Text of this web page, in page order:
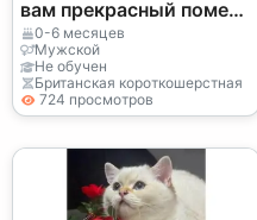
вам прекрасный помет
чистокровных
британских
короткошерстных
котят.
0-6 месяцев
Мужской
Не обучен
Британская короткошерстная
724 просмотров